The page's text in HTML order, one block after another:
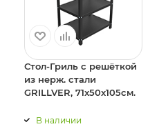
Стол-Гриль с решёткой
из нерж. стали
GRILLVER, 71x50x105см.
В наличии